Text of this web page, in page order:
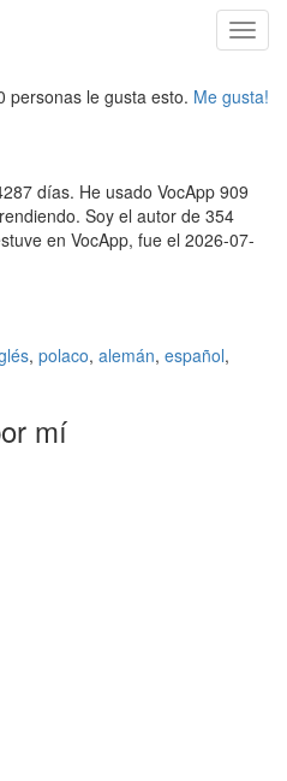
personas le gusta esto. Me gusta!
días. He usado VocApp 909
Soy el autor de 354
en VocApp, fue el 2026-07-
, polaco, alemán, español,
mí